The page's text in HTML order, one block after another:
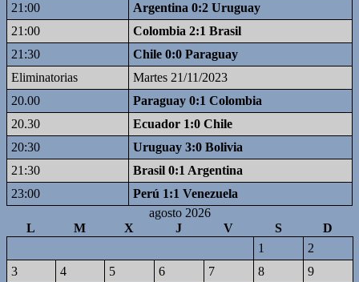
21:00
Argentina 0:2 Uruguay
21:00
Colombia 2:1 Brasil
21:30
Chile 0:0 Paraguay
Eliminatorias
Martes 21/11/2023
20.00
Paraguay 0:1 Colombia
20.30
Ecuador 1:0 Chile
20:30
Uruguay 3:0 Bolivia
21:30
Brasil 0:1 Argentina
23:00
Perú 1:1 Venezuela
agosto 2026
L
M X J V S
D
1
2
3
4 5 6 7 8
9